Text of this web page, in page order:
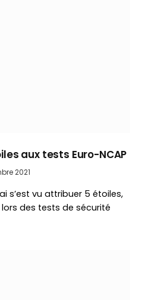
aux tests Euro-NCAP
2021
s’est vu attribuer 5 étoiles,
des tests de sécurité